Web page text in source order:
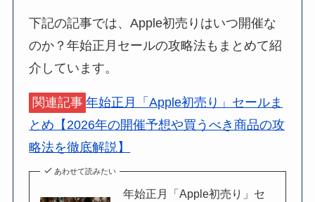
下記の記事では、Apple初売りはいつ開催な
のか？年始正月セールの攻略法もまとめて紹
介しています。
関連記事 年始正月「Apple初売り」セールま
とめ【2026年の開催予想や買うべき商品の攻
略法を徹底解説】
あわせて読みたい
年始正月「Apple初売り」セ